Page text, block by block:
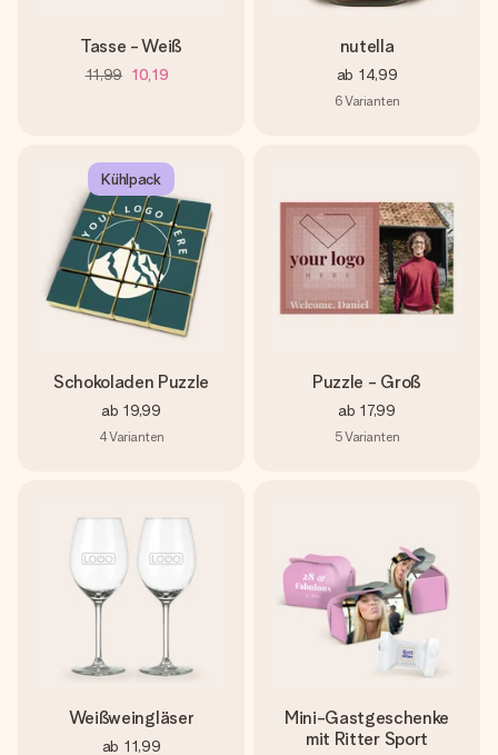
Tasse - Weiß
11,99 10,19
nutella
ab 14,99
6Varianten
Kühlpack
Schokoladen Puzzle
ab 19,99
4Varianten
Puzzle - Groß
ab 17,99
5Varianten
Weißweingläser
ab 11,99
Mini-Gastgeschenke
mit Ritter Sport